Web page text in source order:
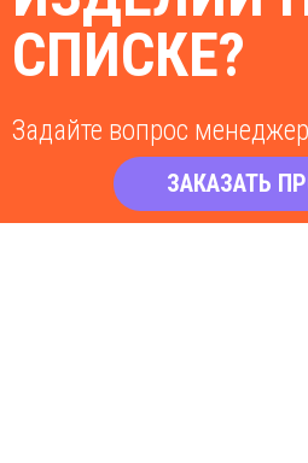
СПИСКЕ?
Задайте вопрос
ЗАКАЗАТЬ